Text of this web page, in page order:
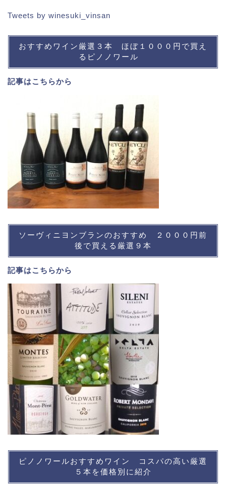
Tweets by winesuki_vinsan
おすすめワイン厳選３本 ほぼ１０００円で買え
るピノノワール
記事はこちらから
ソーヴィニヨンブランのおすすめ ２０００円前
後で買える厳選９本
記事はこちらから
ピノノワールおすすめワイン コスパの高い厳選
５本を価格別に紹介